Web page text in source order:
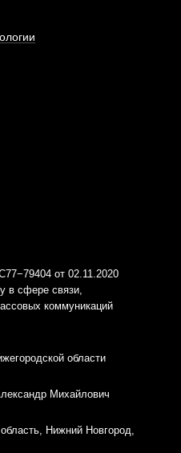
от 02.11.2020
в сфере связи,
коммуникаций
области
Михайлович
Нижний Новгород,